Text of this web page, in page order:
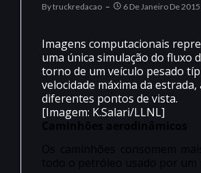
ByTruckredacao 6 De Janeiro De 2015
Imagens computacionais
uma única simulação do fluxo
torno de um veículo pesado
velocidade máxima da
diferentes pontos de vista.
[Imagem: K.Salari/LLNL]
Caminhões aerodinâmicos
Os caminhões consomem
todo o petróleo usado por um